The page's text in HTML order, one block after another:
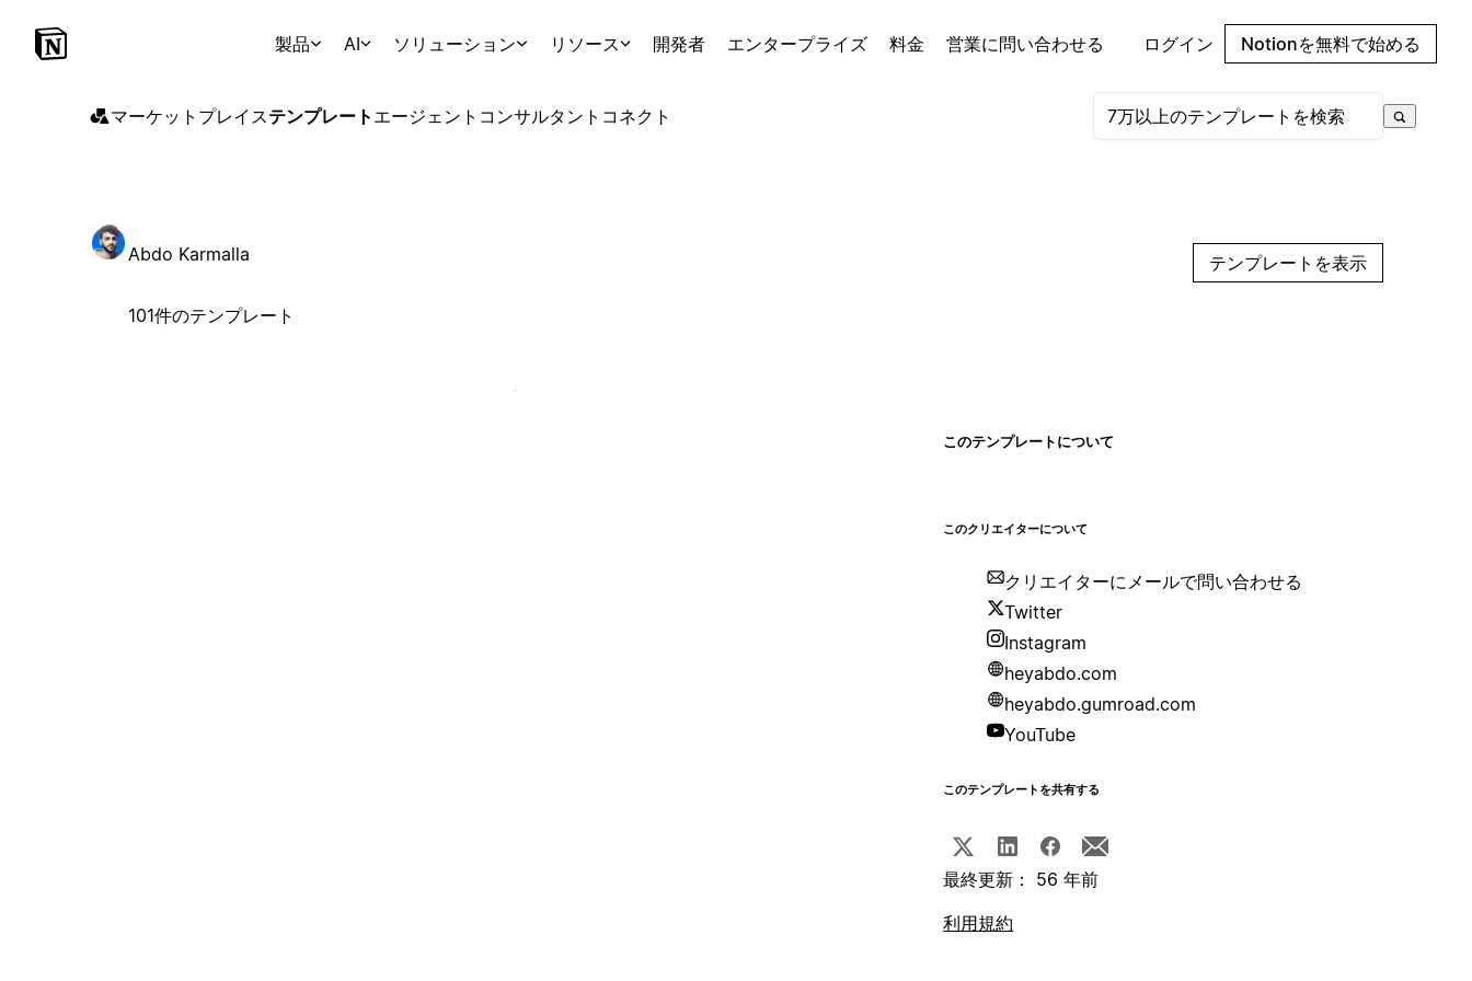
製品 AI ソリューション リソース 開発者 エンタープライズ 料金 営業に問い合わせる ログイン Notionを無料で始める
マーケットプレイステンプレート エージェント コンサルタント コネクト
Abdo Karmalla
101件のテンプレート
テンプレートを表示
このテンプレートについて
このクリエイターについて
クリエイターにメールで問い合わせる
Twitter
Instagram
heyabdo.com
heyabdo.gumroad.com
YouTube
このテンプレートを共有する
最終更新： 56 年前
利用規約